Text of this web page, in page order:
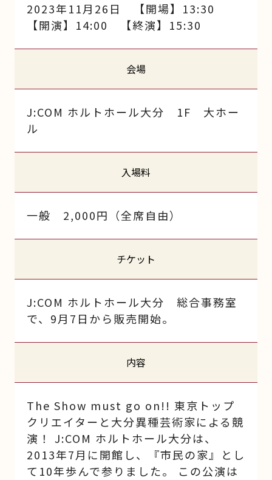
2023年11月26日 【開場】13:30
【開演】14:00 【終演】15:30
会場
J:COM ホルトホール大分 1F 大ホー
ル
入場料
一般 2,000円（全席自由）
チケット
J:COM ホルトホール大分 総合事務室
で、9月7日から販売開始。
内容
The Show must go on!! 東京トップ
クリエイターと大分異種芸術家による競
演！ J:COM ホルトホール大分は、
2013年7月に開館し、『市民の家』とし
て10年歩んで参りました。 この公演は